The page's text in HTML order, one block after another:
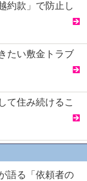
約款」で防止し
たい敷金トラブ
て住み続けるこ
語る「依頼者の